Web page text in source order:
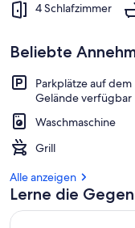
4 Schlafzimmer
Beliebte
Parkplätze auf dem
Gelände verfügbar
Waschmaschine
Grill
Alle anzeigen
Lerne die